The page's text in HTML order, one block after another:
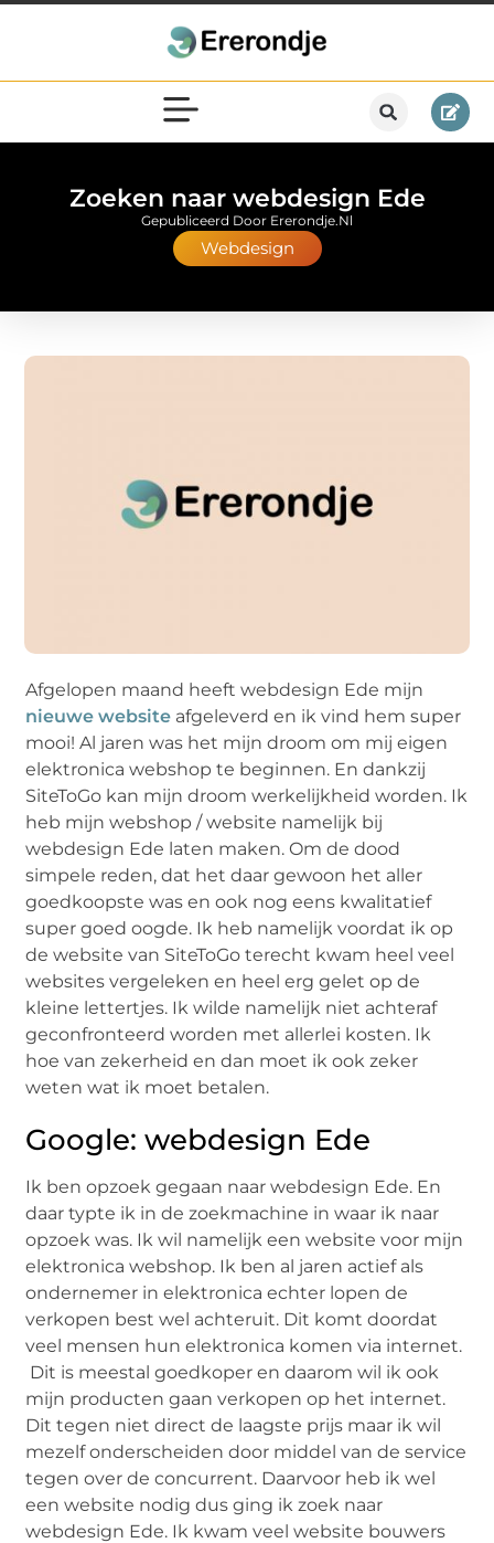
Zoeken naar webdesign Ede
Webdesign
Gepubliceerd Door Ererondje.nl
Afgelopen maand heeft webdesign Ede mijn
nieuwe website afgeleverd en ik vind hem super
mooi! Al jaren was het mijn droom om mij eigen
elektronica webshop te beginnen. En dankzij
SiteToGo kan mijn droom werkelijkheid worden. Ik
heb mijn webshop / website namelijk bij
webdesign Ede laten maken. Om de dood
simpele reden, dat het daar gewoon het aller
goedkoopste was en ook nog eens kwalitatief
super goed oogde. Ik heb namelijk voordat ik op
de website van SiteToGo terecht kwam heel veel
websites vergeleken en heel erg gelet op de
kleine lettertjes. Ik wilde namelijk niet achteraf
geconfronteerd worden met allerlei kosten. Ik
hoe van zekerheid en dan moet ik ook zeker
weten wat ik moet betalen.
Google: webdesign Ede
Ik ben opzoek gegaan naar webdesign Ede. En
daar typte ik in de zoekmachine in waar ik naar
opzoek was. Ik wil namelijk een website voor mijn
elektronica webshop. Ik ben al jaren actief als
ondernemer in elektronica echter lopen de
verkopen best wel achteruit. Dit komt doordat
veel mensen hun elektronica komen via internet.
Dit is meestal goedkoper en daarom wil ik ook
mijn producten gaan verkopen op het internet.
Dit tegen niet direct de laagste prijs maar ik wil
mezelf onderscheiden door middel van de service
tegen over de concurrent. Daarvoor heb ik wel
een website nodig dus ging ik zoek naar
webdesign Ede. Ik kwam veel website bouwers